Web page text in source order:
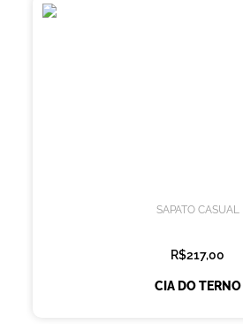
SAPATO CASUAL
R$217,00
CIA DO TERNO